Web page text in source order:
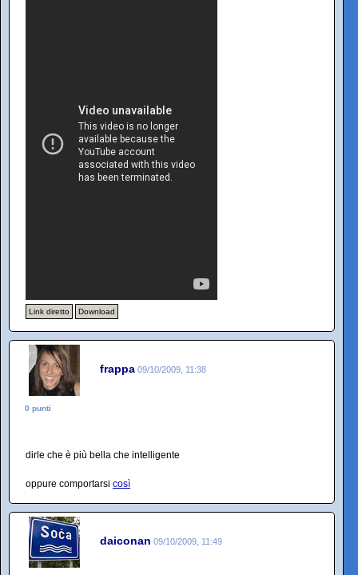
Link diretto Download
frappa 09/10/2009, 11:38
0 punti
dirle che è più bella che intelligente
oppure comportarsi così
daiconan 09/10/2009, 11:49